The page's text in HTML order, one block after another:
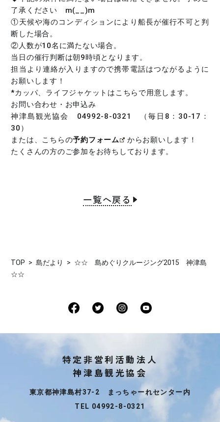
了承ください m(__)m
①天候や海のコンディションにより船長が催行不可と判
断した場合。
②人数が10名に満たない場合。
当日の催行判断は朝9時頃となります。
担当より連絡が入りますので携帯電話はつながるように
お願いします！
*カッパ、ライフジャケットはこちらで用意します。
お問い合わせ・お申込み
神津島観光協会 04992-8-0321 （毎日8：30-17：
30）
または、こちらの予約フォーム
からお願いします！
たくさんの方のご参加をお待ちしております。
一覧へ戻る
TOP 島だより
☆☆ 島めぐりクルージング2015 神津島
☆☆
特定非営利活動法人
神津島観光協会
東京都神津島村37-2 まっちゃーれセンター内
TEL 04992-8-0321